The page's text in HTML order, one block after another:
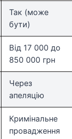
Так (може
бути)
Від 17 000 до
850 000 грн
Через
апеляцію
Кримінальне
провадження